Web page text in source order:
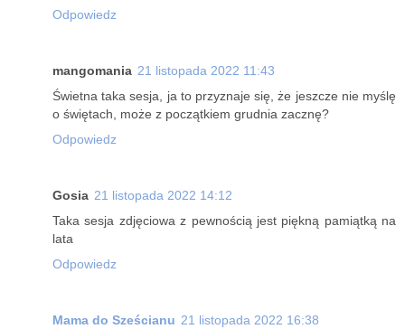
Odpowiedz
mangomania 21 listopada 2022 11:43
Świetna taka sesja, ja to przyznaje się, że jeszcze nie myślę
o świętach, może z początkiem grudnia zacznę?
Odpowiedz
Gosia 21 listopada 2022 14:12
Taka sesja zdjęciowa z pewnością jest piękną pamiątką na
lata
Odpowiedz
Mama do Sześcianu 21 listopada 2022 16:38